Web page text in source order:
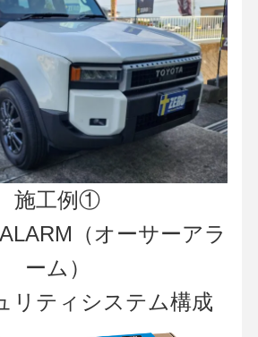
施工例①
（オーサーアラ
ーム）
リティシステム構成